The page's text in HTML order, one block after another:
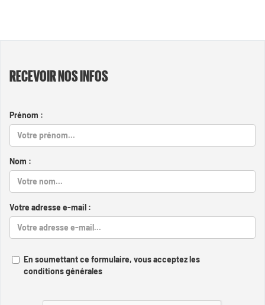
RECEVOIR NOS INFOS
Prénom :
Nom :
Votre adresse e-mail :
En soumettant ce formulaire, vous acceptez les
conditions générales